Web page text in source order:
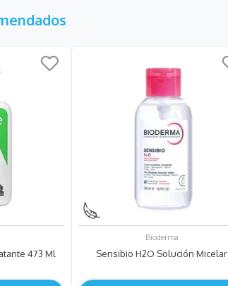
473 Ml
Bioderma
Sensibio H2O Solución Micelar